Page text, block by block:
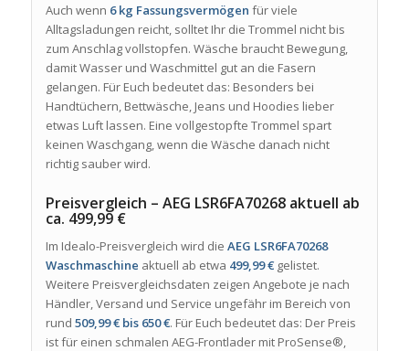
Auch wenn 6 kg Fassungsvermögen für viele
Alltagsladungen reicht, solltet Ihr die Trommel nicht bis
zum Anschlag vollstopfen. Wäsche braucht Bewegung,
damit Wasser und Waschmittel gut an die Fasern
gelangen. Für Euch bedeutet das: Besonders bei
Handtüchern, Bettwäsche, Jeans und Hoodies lieber
etwas Luft lassen. Eine vollgestopfte Trommel spart
keinen Waschgang, wenn die Wäsche danach nicht
richtig sauber wird.
Preisvergleich – AEG LSR6FA70268 aktuell ab
ca. 499,99 €
Im Idealo-Preisvergleich wird die AEG LSR6FA70268
Waschmaschine aktuell ab etwa 499,99 €gelistet.
Weitere Preisvergleichsdaten zeigen Angebote je nach
Händler, Versand und Service ungefähr im Bereich von
rund 509,99 € bis 650 €. Für Euch bedeutet das: Der Preis
ist für einen schmalen AEG-Frontlader mit ProSense®,